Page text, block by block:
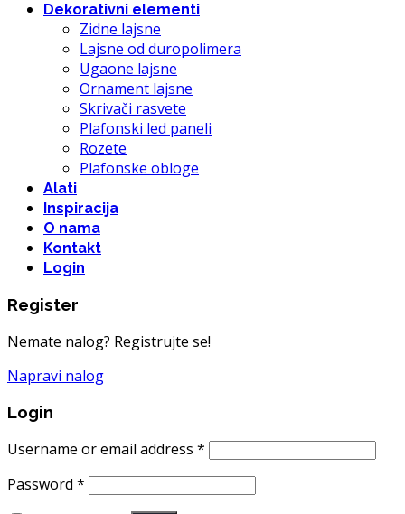
Dekorativni elementi
Zidne lajsne
Lajsne od duropolimera
Ugaone lajsne
Ornament lajsne
Skrivači rasvete
Plafonski led paneli
Rozete
Plafonske obloge
Alati
Inspiracija
O nama
Kontakt
Login
Register
Nemate nalog? Registrujte se!
Napravi nalog
Login
Username or email address *
Password *